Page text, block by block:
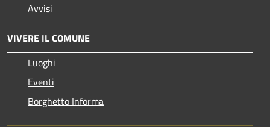
Avvisi
VIVERE IL COMUNE
Luoghi
Eventi
Borghetto Informa